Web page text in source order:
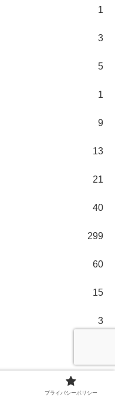
1
3
5
1
9
13
21
40
299
60
15
3
プライバシーポリシー